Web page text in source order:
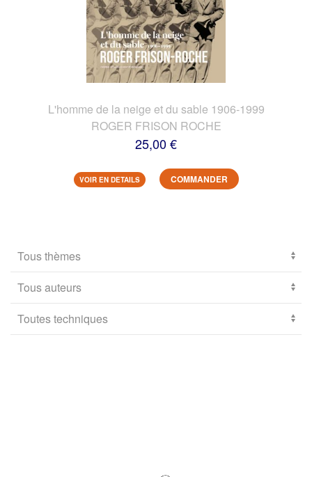
L'homme de la neige et du sable 1906-1999
ROGER FRISON ROCHE
25,00 €
VOIR EN DETAILS COMMANDER